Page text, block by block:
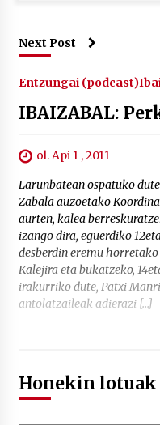
Next Post
Entzungai (podcast)
IBAIZABAL:
ol. Api 1 , 2011
Larunbatean ospatuko
Zabala auzoetako
aurten, kalea
izango dira, eguerdiko
desberdin eremu horretako
Kalejira eta bukatzeko,
irakurriko dute, Patxi
antolatzaileak adierazi […]
Honekin lotuak